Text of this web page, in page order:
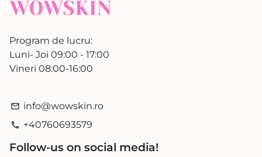
Program de lucru:
Luni- Joi 09:00 - 17:00
Vineri 08:00-16:00
email info@wowskin.ro
phone +40760693579
Follow-us on social media!